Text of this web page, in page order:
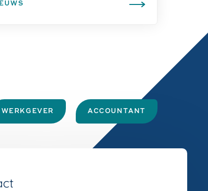
WERKGEVER ACCOUNTANT